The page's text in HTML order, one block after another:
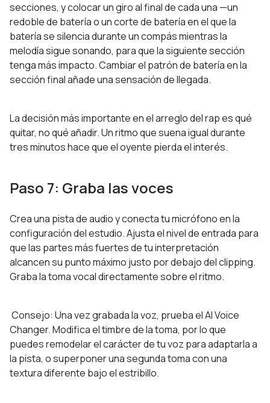
secciones, y colocar un giro al final de cada una —un
redoble de batería o un corte de batería en el que la
batería se silencia durante un compás mientras la
melodía sigue sonando, para que la siguiente sección
tenga más impacto. Cambiar el patrón de batería en la
sección final añade una sensación de llegada.
La decisión más importante en el arreglo del rap es qué
quitar, no qué añadir. Un ritmo que suena igual durante
tres minutos hace que el oyente pierda el interés.
Paso 7: Graba las voces
Crea una pista de audio y conecta tu micrófono en la
configuración del estudio. Ajusta el nivel de entrada para
que las partes más fuertes de tu interpretación
alcancen su punto máximo justo por debajo del clipping.
Graba la toma vocal directamente sobre el ritmo.
Consejo: Una vez grabada la voz, prueba el AI Voice
Changer. Modifica el timbre de la toma, por lo que
puedes remodelar el carácter de tu voz para adaptarla a
la pista, o superponer una segunda toma con una
textura diferente bajo el estribillo.